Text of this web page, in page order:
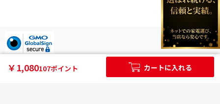
￥1,080107ポイント カートに入れる
デンキチはGMOグローバルサイン発行のSSL電子証明書を使用して
います。
個人情報やご購入情報はSSL暗号化通信により保護されます。